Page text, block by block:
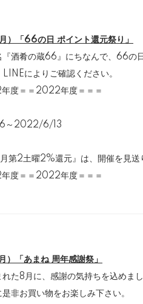
「66の日 ポイント還元祭り」
『酒肴の蔵66』にちなんで、66の
LINEによりご確認ください。
度＝＝2022年度＝＝＝
2022/6/13
第2土曜2%還元』は、開催を見送
度＝＝2022年度＝＝＝
「あまね 周年感謝祭」
れた8月に、感謝の気持ちを込めま
非お買い物をお楽しみ下さい。